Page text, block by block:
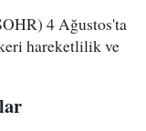
4 Ağustos'ta
hareketlilik ve